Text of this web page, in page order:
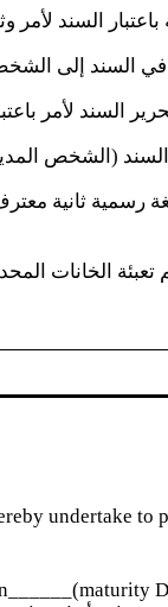
السند
السند إلى
السند لأمر
(الشخص
رسمية ثانية
الخانات
undertake to